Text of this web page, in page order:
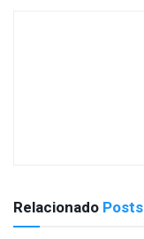
Relacionado Posts